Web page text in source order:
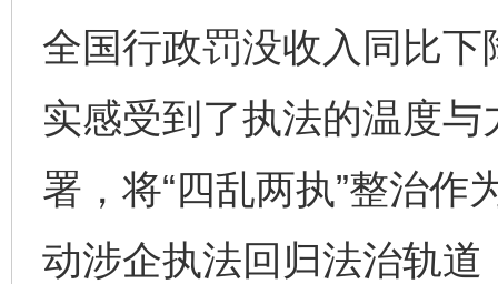
全国行政罚没收入同比
实感受到了执法的温度
署，将“四乱两执”整治
动涉企执法回归法治轨